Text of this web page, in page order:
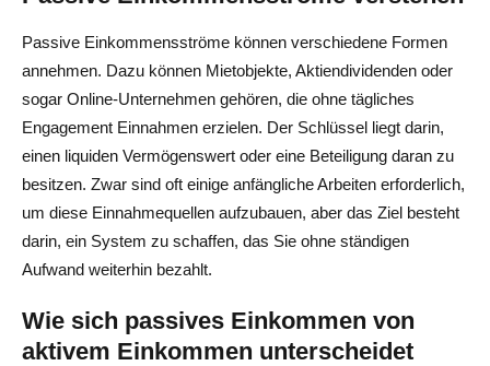
Passive Einkommensströme können verschiedene Formen
annehmen. Dazu können Mietobjekte, Aktiendividenden oder
sogar Online-Unternehmen gehören, die ohne tägliches
Engagement Einnahmen erzielen. Der Schlüssel liegt darin,
einen liquiden Vermögenswert oder eine Beteiligung daran zu
besitzen. Zwar sind oft einige anfängliche Arbeiten erforderlich,
um diese Einnahmequellen aufzubauen, aber das Ziel besteht
darin, ein System zu schaffen, das Sie ohne ständigen
Aufwand weiterhin bezahlt.
Wie sich passives Einkommen von
aktivem Einkommen unterscheidet